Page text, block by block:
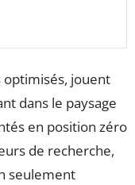
optimisés, jouent
dans le paysage
en position zéro
de recherche,
seulement